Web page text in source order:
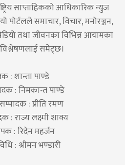
साप्ताहिकको आधिकारिक न्युज
पोर्टलले समाचार, विचार, मनोरञ्जन,
तथा जीवनका विभिन्न आयामका
समेट्छ।
: शान्ता पाण्डे
: निमकान्त पाण्डे
: प्रीति रमण
: राज्य लक्ष्मी शाक्य
: रिदेन महर्जन
: श्रीमन भण्डारी